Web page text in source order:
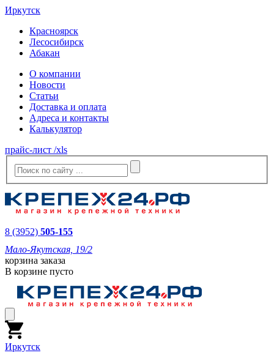
Иркутск
Красноярск
Лесосибирск
Абакан
О компании
Новости
Статьи
Доставка и оплата
Адреса и контакты
Калькулятор
прайс-лист /xls
8 (3952) 505-155
Мало-Якутская, 19/2
корзина заказа
В корзине пусто
Иркутск